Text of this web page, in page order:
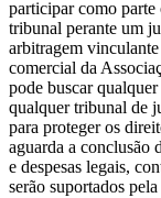
participar como parte
tribunal perante um
arbitragem
comercial da
pode buscar
qualquer tribunal de
para proteger os
aguarda a conclusão
e despesas legais,
serão suportados